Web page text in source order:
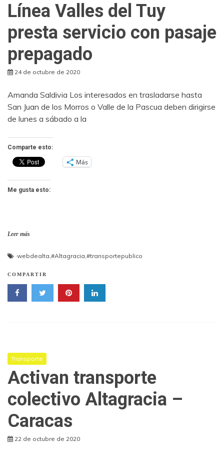
Línea Valles del Tuy
presta servicio con pasaje
prepagado
24 de octubre de 2020
Amanda Saldivia Los interesados en trasladarse hasta
San Juan de los Morros o Valle de la Pascua deben dirigirse
de lunes a sábado a la
Comparte esto:
Más
Me gusta esto:
Leer más
·webdealta,#Altagracia,#transportepublico
COMPARTIR
Transporte
Activan transporte
colectivo Altagracia –
Caracas
22 de octubre de 2020